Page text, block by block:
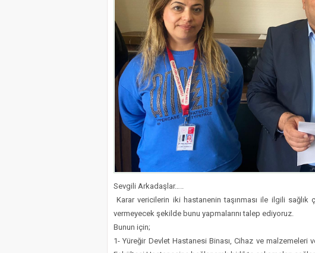
Sevgili Arkadaşlar…..
Karar vericilerin iki hastanenin taşınması ile ilgili sağlık
vermeyecek şekilde bunu yapmalarını talep ediyoruz.
​Bunun için;
1- Yüreğir Devlet Hastanesi Binası, Cihaz ve malzemeleri